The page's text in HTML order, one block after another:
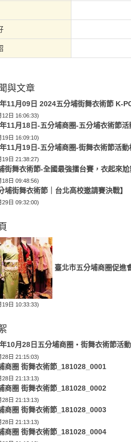
與文章
11月09日 2024五分埔街舞衣術節 K-
12日 16:06:33)
11月18日-五分埔商圈-五分埔衣術節活
19日 16:09:10)
11月19日-五分埔商圈-街舞衣術節活動
19日 21:38:27)
街舞衣術節-全國最強擂台賽，衣起來尬
18日 09:48:56)
埔街舞衣術節｜台北高校邀請賽決戰】
29日 09:32:00)
臺北市五分埔商圈促進
19日 10:33:33)
10月28日五分埔商圈‧街舞衣術節活
28日 21:15:03)
商圈 街舞衣術節_181028_0001
28日 21:13:13)
商圈 街舞衣術節_181028_0002
28日 21:13:13)
商圈 街舞衣術節_181028_0003
28日 21:13:13)
商圈 街舞衣術節_181028_0004